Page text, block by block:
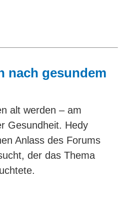
nach gesundem
alt werden – am
Gesundheit. Hedy
Anlass des Forums
der das Thema